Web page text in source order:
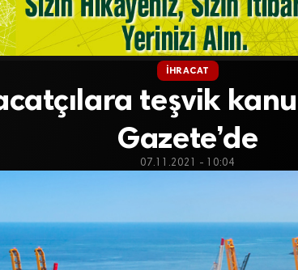
İHRACAT
teşvik
Gazete’de
07.11.2021 - 10:04